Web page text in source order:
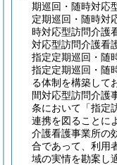
期巡回・随時対応
定期巡回・随時対
時対応型訪問介護
対応型訪問介護看
指定定期巡回・随
指定定期巡回・随
る体制を構築して
間対応型訪問介護
条において「指定
連携を図ることに
介護看護事業所の
合であって、利用
域の実情を勘案し